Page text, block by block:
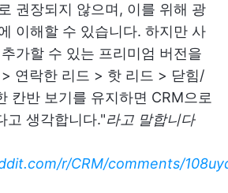
권장되지 않으며, 이를 위해 광
이해할 수 있습니다. 하지만 사
가할 수 있는 프리미엄 버전을
연락한 리드 > 핫 리드 > 닫힘/
칸반 보기를 유지하면 CRM으로
고 생각합니다."라고 말합니다
r/CRM/comments/